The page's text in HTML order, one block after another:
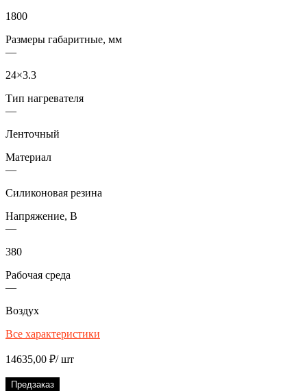
1800
Размеры габаритные, мм
—
24×3.3
Тип нагревателя
—
Ленточный
Материал
—
Cиликоновая резина
Напряжение, В
—
380
Рабочая среда
—
Воздух
Все характеристики
14635,00 ₽/ шт
Предзаказ